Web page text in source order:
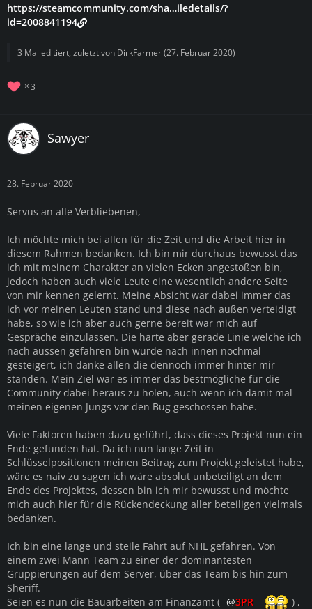
https://steamcommunity.com/sha…iledetails/?
id=2008841194
3 Mal editiert, zuletzt von DirkFarmer(27. Februar 2020)
3
Sawyer
28. Februar 2020
Servus an alle Verbliebenen,
Ich möchte mich bei allen für die Zeit und die Arbeit hier in
diesem Rahmen bedanken. Ich bin mir durchaus bewusst das
ich mit meinem Charakter an vielen Ecken angestoßen bin,
jedoch haben auch viele Leute eine wesentlich andere Seite
von mir kennen gelernt. Meine Absicht war dabei immer das
ich vor meinen Leuten stand und diese nach außen verteidigt
habe, so wie ich aber auch gerne bereit war mich auf
Gespräche einzulassen. Die harte aber gerade Linie welche ich
nach aussen gefahren bin wurde nach innen nochmal
gesteigert, ich danke allen die dennoch immer hinter mir
standen. Mein Ziel war es immer das bestmögliche für die
Community dabei heraus zu holen, auch wenn ich damit mal
meinen eigenen Jungs vor den Bug geschossen habe.
Viele Faktoren haben dazu geführt, dass dieses Projekt nun ein
Ende gefunden hat. Da ich nun lange Zeit in
Schlüsselpositionen meinen Beitrag zum Projekt geleistet habe,
wäre es naiv zu sagen ich wäre absolut unbeteiligt an dem
Ende des Projektes, dessen bin ich mir bewusst und möchte
mich auch hier für die Rückendeckung aller beteiligen vielmals
bedanken.
Ich bin eine lange und steile Fahrt auf NHL gefahren. Von
einem zwei Mann Team zu einer der dominantesten
Gruppierungen auf dem Server, über das Team bis hin zum
Sheriff.
Seien es nun die Bauarbeiten am Finanzamt (
3PR
) ,